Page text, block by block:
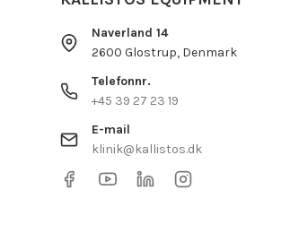
Naverland 14
2600 Glostrup, Denmark
Telefonnr.
+45 39 27 23 19
E-mail
klinik@kallistos.dk